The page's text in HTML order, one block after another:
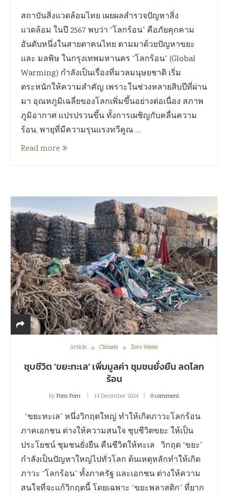
สถาบันสิ่งแวดล้อมไทย เผยผลสำรวจปัญหาสิ่ง
แวดล้อม ในปี 2567 พบว่า “โลกร้อน” คือภัยคุกคาม
อันดับหนึ่งในสายตาคนไทย ตามมาด้วยปัญหาขยะ
และ มลพิษ ในกรุงเทพมหานคร “โลกร้อน” (Global
Warming) กำลังเป็นเรื่องที่มวลมนุษยชาติ เริ่ม
ตระหนักให้ความสำคัญ เพราะในช่วงหลายสิบปีที่ผ่าน
มา อุณหภูมิเฉลี่ยของโลกเพิ่มขึ้นอย่างต่อเนื่อง สภาพ
ภูมิอากาศ แปรปรวนขึ้น ทั้งการเผชิญกับคลื่นความ
ร้อน, พายุที่มีความรุนแรงทวีคูณ …
Read more
Article Climate Zero Waste
ชุบชีวิต ‘ขยะทะเล’ เพิ่มมูลค่า ชุมชนยั่งยืน ลดโลก
ร้อน
byPom Pom 14 December 2024 0 comment
“ขยะทะเล” หนึ่งวิกฤตใหญ่ ทำให้เกิดภาวะโลกร้อน
ภาคเอกชน ต่างให้ความสนใจ ชุบชีวิตขยะ ให้เป็น
ประโยชน์ ชุมชนยั่งยืน คืนชีวิตให้ทะเล วิกฤต “ขยะ”
กำลังเป็นปัญหาใหญ่ไปทั่วโลก ต้นเหตุหลักทำให้เกิด
ภาวะ “โลกร้อน” ทั้งภาครัฐ และเอกชน ต่างให้ความ
สนใจที่จะแก้วิกฤตนี้ โดยเฉพาะ “ขยะพลาสติก” ที่ยาก